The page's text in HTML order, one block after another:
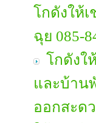
โกดังให้
ฉุย 085-
โกดังใ
และบ้าน
ออกสะด